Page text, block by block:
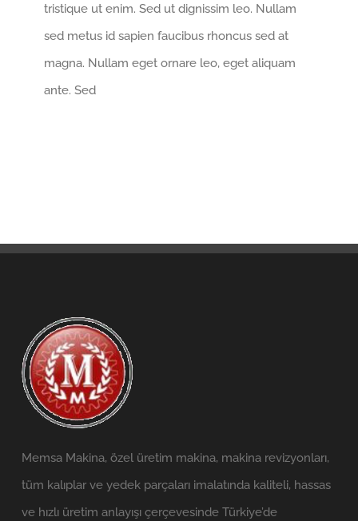
tristique ut enim. Sed ut dignissim leo. Nullam
sed metus id sapien faucibus rhoncus sed at
magna. Nullam eget ornare leo, eget aliquam
ante. Sed
Memsa Makina, özel üretim makina, makina revizyonları,
tüm kalıplar ve yedek parçaları imalatında kaliteli, hassas
ve hızlı üretim anlayışı çerçevesinde Türkiye’de